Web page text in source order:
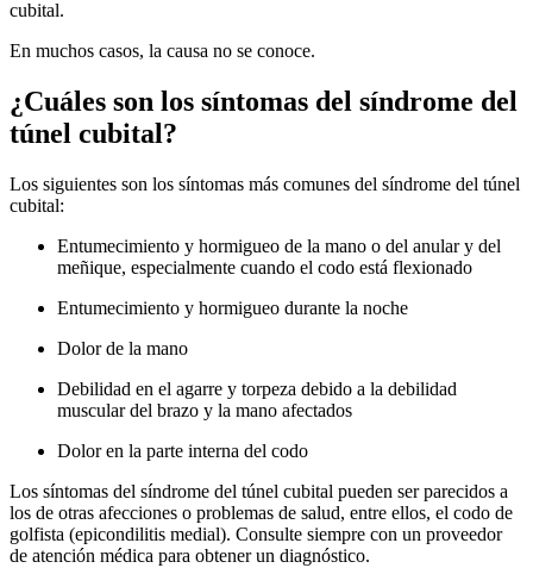
cubital.
En muchos casos, la causa no se conoce.
¿Cuáles son los síntomas del síndrome del
túnel cubital?
Los siguientes son los síntomas más comunes del síndrome del túnel
cubital:
Entumecimiento y hormigueo de la mano o del anular y del
meñique, especialmente cuando el codo está flexionado
Entumecimiento y hormigueo durante la noche
Dolor de la mano
Debilidad en el agarre y torpeza debido a la debilidad
muscular del brazo y la mano afectados
Dolor en la parte interna del codo
Los síntomas del síndrome del túnel cubital pueden ser parecidos a
los de otras afecciones o problemas de salud, entre ellos, el codo de
golfista (epicondilitis medial). Consulte siempre con un proveedor
de atención médica para obtener un diagnóstico.